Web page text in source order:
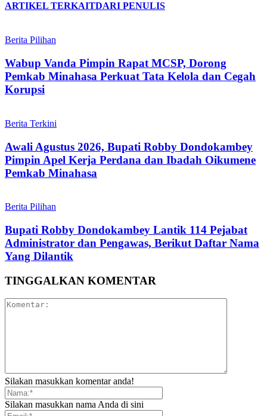
ARTIKEL TERKAITDARI PENULIS
Berita Pilihan
Wabup Vanda Pimpin Rapat MCSP, Dorong
Pemkab Minahasa Perkuat Tata Kelola dan Cegah
Korupsi
Berita Terkini
Awali Agustus 2026, Bupati Robby Dondokambey
Pimpin Apel Kerja Perdana dan Ibadah Oikumene
Pemkab Minahasa
Berita Pilihan
Bupati Robby Dondokambey Lantik 114 Pejabat
Administrator dan Pengawas, Berikut Daftar Nama
Yang Dilantik
TINGGALKAN KOMENTAR
Silakan masukkan komentar anda!
Silakan masukkan nama Anda di sini